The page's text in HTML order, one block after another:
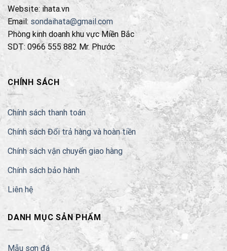
Website: ihata.vn
Email: sondaihata@gmail.com
Phòng kinh doanh khu vực Miền Bắc
SDT: 0966 555 882 Mr. Phước
CHÍNH SÁCH
Chính sách thanh toán
Chính sách Đổi trả hàng và hoàn tiền
Chính sách vận chuyển giao hàng
Chính sách bảo hành
Liên hệ
DANH MỤC SẢN PHẨM
Mẫu sơn đá